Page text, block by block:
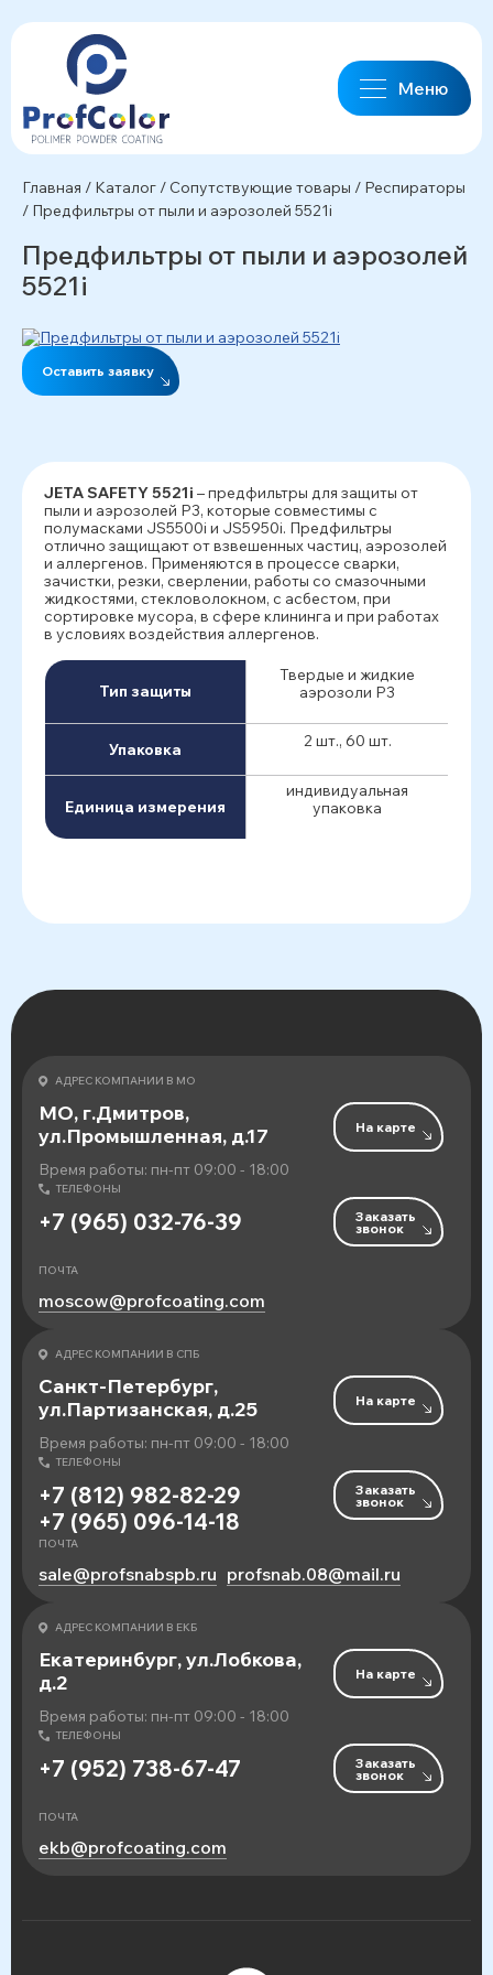
Меню
Главная / Каталог / Сопутствующие товары / Респираторы
/ Предфильтры от пыли и аэрозолей 5521i
Предфильтры от пыли и аэрозолей
5521i
Оставить заявку
JETA SAFETY 5521i – предфильтры для защиты от
пыли и аэрозолей P3, которые совместимы с
полумасками JS5500i и JS5950i. Предфильтры
отлично защищают от взвешенных частиц, аэрозолей
и аллергенов. Применяются в процессе сварки,
зачистки, резки, сверлении, работы со смазочными
жидкостями, стекловолокном, с асбестом, при
сортировке мусора, в сфере клининга и при работах
в условиях воздействия аллергенов.
Тип защиты
Твердые и жидкие
аэрозоли P3
Упаковка 2 шт., 60 шт.
Единица измерения
индивидуальная
упаковка
АДРЕС КОМПАНИИ В МО
МО, г.Дмитров,
ул.Промышленная, д.17
Время работы: пн-пт 09:00 - 18:00
На карте
ТЕЛЕФОНЫ
+7 (965) 032-76-39 Заказать
звонок
ПОЧТА
moscow@profcoating.com
АДРЕС КОМПАНИИ В СПБ
Санкт-Петербург,
ул.Партизанская, д.25
Время работы: пн-пт 09:00 - 18:00
На карте
ТЕЛЕФОНЫ
+7 (812) 982-82-29
+7 (965) 096-14-18
Заказать
звонок
ПОЧТА
sale@profsnabspb.ru profsnab.08@mail.ru
АДРЕС КОМПАНИИ В ЕКБ
Екатеринбург, ул.Лобкова,
д.2
Время работы: пн-пт 09:00 - 18:00
На карте
ТЕЛЕФОНЫ
+7 (952) 738-67-47 Заказать
звонок
ПОЧТА
ekb@profcoating.com